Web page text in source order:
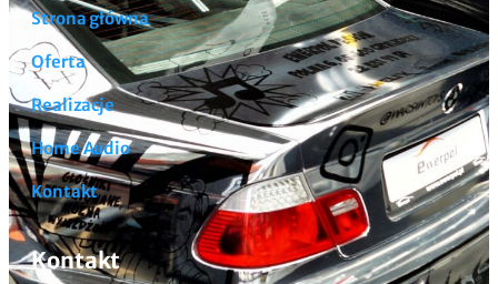
Strona główna
Oferta
Realizacje
Home Audio
Kontakt
Kontakt